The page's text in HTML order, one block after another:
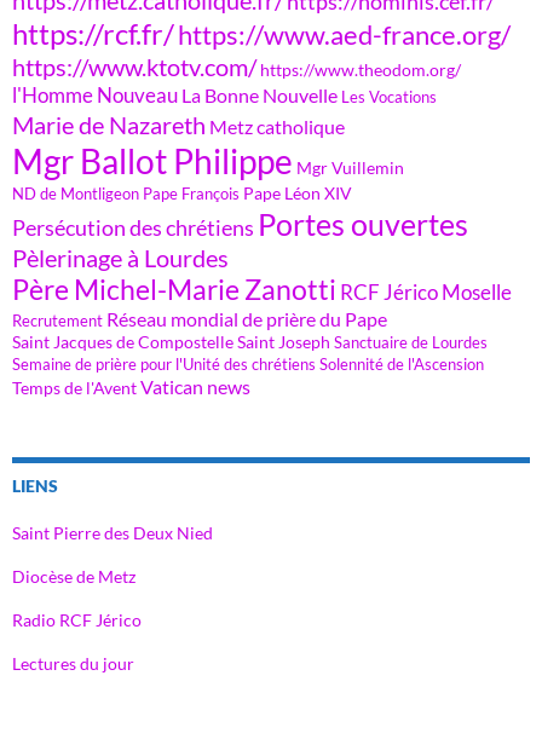
https://rcf.fr/https://www.aed-france.org/
https://www.ktotv.com/ https://www.theodom.org/
l'Homme Nouveau La Bonne Nouvelle Les Vocations
Marie de Nazareth Metz catholique
Mgr Ballot Philippe Mgr Vuillemin
ND de Montligeon Pape François Pape Léon XIV
Persécution des chrétiens Portes ouvertes
Pèlerinage à Lourdes
Père Michel-Marie Zanotti RCF Jérico Moselle
Recrutement Réseau mondial de prière du Pape
Saint Jacques de CompostelleSaint Joseph Sanctuaire de Lourdes
Semaine de prière pour l'Unité des chrétiens Solennité de l'Ascension
Temps de l'AventVatican news
LIENS
Saint Pierre des Deux Nied
Diocèse de Metz
Radio RCF Jérico
Lectures du jour